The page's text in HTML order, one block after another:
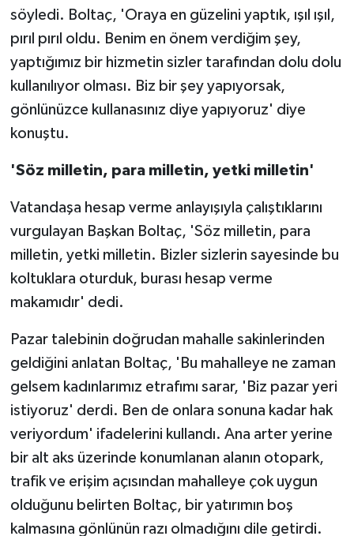
söyledi. Boltaç, 'Oraya en güzelini yaptık, ışıl ışıl,
pırıl pırıl oldu. Benim en önem verdiğim şey,
yaptığımız bir hizmetin sizler tarafından dolu dolu
kullanılıyor olması. Biz bir şey yapıyorsak,
gönlünüzce kullanasınız diye yapıyoruz' diye
konuştu.
'Söz milletin, para milletin, yetki milletin'
Vatandaşa hesap verme anlayışıyla çalıştıklarını
vurgulayan Başkan Boltaç, 'Söz milletin, para
milletin, yetki milletin. Bizler sizlerin sayesinde bu
koltuklara oturduk, burası hesap verme
makamıdır' dedi.
Pazar talebinin doğrudan mahalle sakinlerinden
geldiğini anlatan Boltaç, 'Bu mahalleye ne zaman
gelsem kadınlarımız etrafımı sarar, 'Biz pazar yeri
istiyoruz' derdi. Ben de onlara sonuna kadar hak
veriyordum' ifadelerini kullandı. Ana arter yerine
bir alt aks üzerinde konumlanan alanın otopark,
trafik ve erişim açısından mahalleye çok uygun
olduğunu belirten Boltaç, bir yatırımın boş
kalmasına gönlünün razı olmadığını dile getirdi.